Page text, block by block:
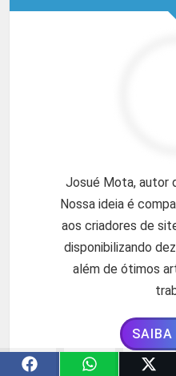
Josué Mota, autor
Nossa ideia é
aos criadores de
disponibilizando
além de ótimos